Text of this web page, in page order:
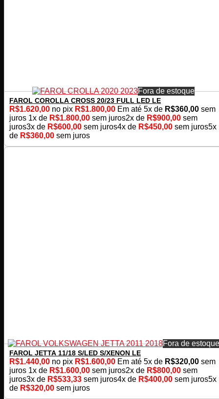
Fora de estoque
FAROL COROLLA CROSS 20/23 FULL LED LE
R$1.620,00 no pix R$1.800,00 Em até 5x de R$360,00 sem
juros 1x de R$1.800,00 sem juros2x de R$900,00 sem
juros3x de R$600,00 sem juros4x de R$450,00 sem juros5x
de R$360,00 sem juros
Fora de estoque
FAROL JETTA 11/18 S/LED S/XENON LE
R$1.440,00 no pix R$1.600,00 Em até 5x de R$320,00 sem
juros 1x de R$1.600,00 sem juros2x de R$800,00 sem
juros3x de R$533,33 sem juros4x de R$400,00 sem juros5x
de R$320,00 sem juros